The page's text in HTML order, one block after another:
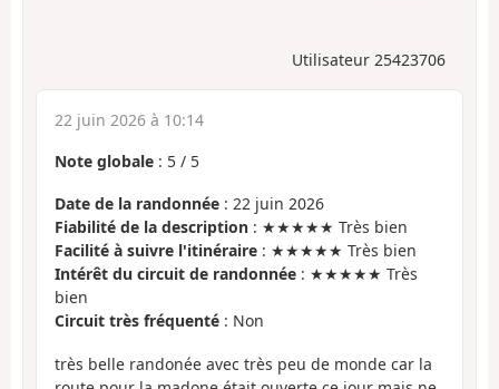
Utilisateur 25423706
22 juin 2026 à 10:14
Note globale : 5 / 5
Date de la randonnée : 22 juin 2026
Fiabilité de la description : ★★★★★ Très bien
Facilité à suivre l'itinéraire : ★★★★★ Très bien
Intérêt du circuit de randonnée : ★★★★★ Très
bien
Circuit très fréquenté : Non
très belle randonée avec très peu de monde car la